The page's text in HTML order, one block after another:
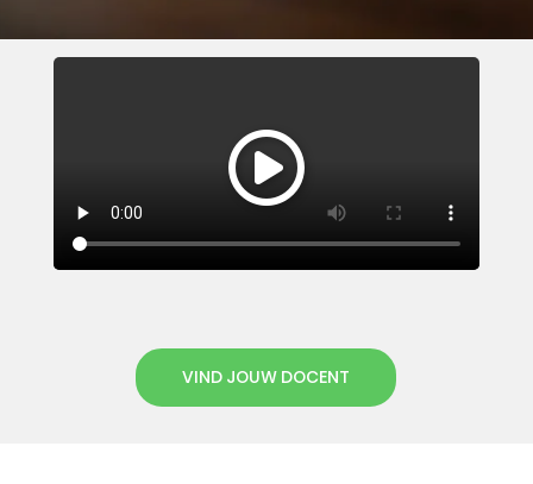
VIND JOUW DOCENT